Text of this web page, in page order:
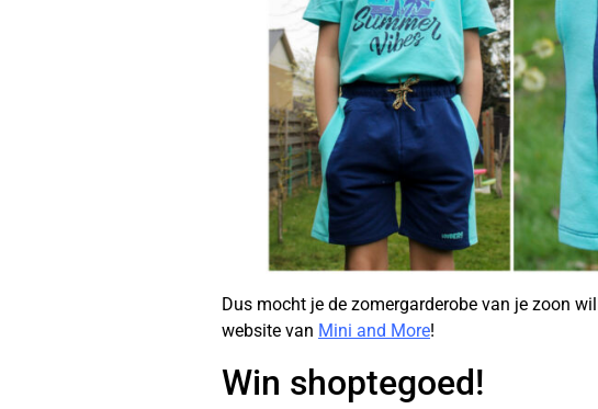
Dus mocht je de zomergarderobe van je zoon
website van Mini and More!
Win shoptegoed!